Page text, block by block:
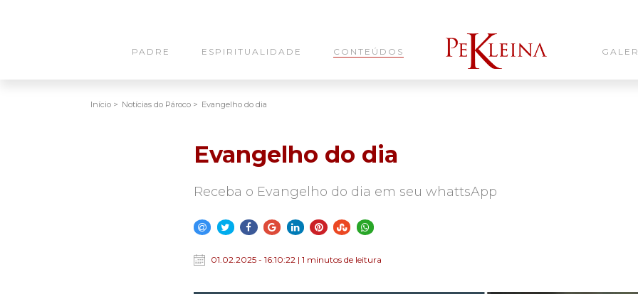
PADRE ESPIRITUALIDADE CONTEÚDOS
Início > Notícias do Pároco > Evangelho do dia
Evangelho do dia
Receba o Evangelho do dia em seu whattsApp
01.02.2025 - 16:10:22 | 1 minutos de leitura